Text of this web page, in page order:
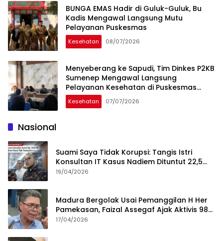
BUNGA EMAS Hadir di Guluk-Guluk, Bu
Kadis Mengawal Langsung Mutu
Pelayanan Puskesmas
Kesehatan 08/07/2026
Menyeberang ke Sapudi, Tim Dinkes P2KB
Sumenep Mengawal Langsung
Pelayanan Kesehatan di Puskesmas
Nonggunong
Kesehatan 07/07/2026
Nasional
Suami Saya Tidak Korupsi: Tangis Istri
Konsultan IT Kasus Nadiem Dituntut 22,5
Tahun
19/04/2026
Madura Bergolak Usai Pemanggilan H Her
Pamekasan, Faizal Assegaf Ajak Aktivis 98
Bongkar Permainan KPK
17/04/2026